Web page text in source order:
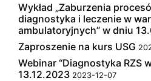
Wykład „Zaburzenia
diagnostyka i leczenie w
ambulatoryjnych” w dniu
Zaproszenie na kurs USG
Webinar “Diagnostyka RZS
13.12.2023 2023-12-07